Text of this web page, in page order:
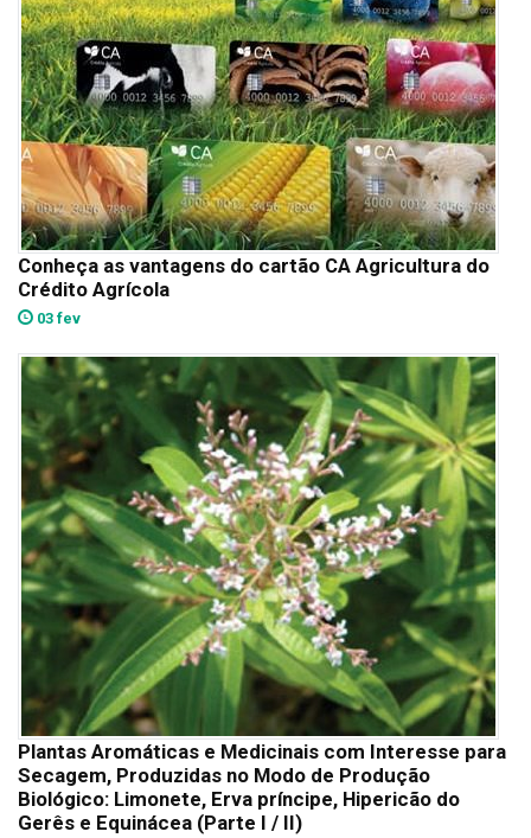
Conheça as vantagens do cartão CA Agricultura do
Crédito Agrícola
03 fev
Plantas Aromáticas e Medicinais com Interesse para
Secagem, Produzidas no Modo de Produção
Biológico: Limonete, Erva príncipe, Hipericão do
Gerês e Equinácea (Parte I / II)